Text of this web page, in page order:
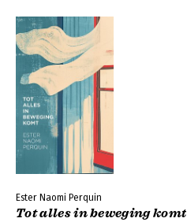
Ester Naomi Perquin
Tot alles in beweging komt